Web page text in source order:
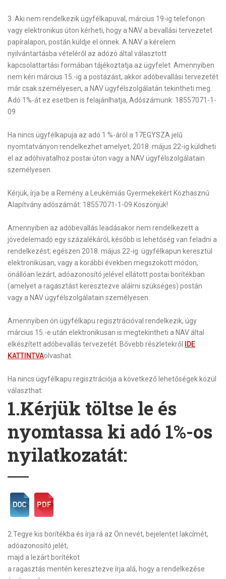
3 Aki nem rendelkezik ügyfélkapuval , március 19-ig telefonon
vagy elektronikus úton kérheti, hogy a NAV a bevallási tervezetet
papíralapon, postán küldje el önnek. A NAV a kérelem
nyilvántartásba vételéről az adózó által választott
kapcsolattartási formában tájékoztatja az ügyfelet. Amennyiben
nem kéri március 15.-ig a postázást, akkor adóbevallási tervezetét
már csak személyesen, a NAV ügyfélszolgálatán tekintheti meg.
Adó 1%-át ez esetben is felajánlhatja, Adószámunk: 18557071-1-
09
Ha nincs ügyfélkapuja az adó 1 %-áról a 17EGYSZA jelű
nyomtatványon rendelkezhet amelyet, 2018. május 22-ig küldheti
el az adóhivatalhoz postai úton vagy a NAV ügyfélszolgálatain
személyesen.
Kérjük, írja be a Remény a Leukémiás Gyermekekért Közhasznú
Alapítvány adószámát: 18557071-1-09 Köszönjük!
Amennyiben az adóbevallás leadásakor nem rendelkezett a
jövedelemadó egy százalékáról, később is lehetőség van feladni a
rendelkezést; egészen 2018. május 22-ig. ügyfélkapun keresztül
elektronikusan, vagy a korábbi években megszokott módon,
önállóan lezárt, adóazonosító jelével ellátott postai borítékban
(amelyet a ragasztást keresztezve aláírni szükséges) postán
vagy a NAV ügyfélszolgálatain személyesen.
Amennyiben ön ügyfélkapu regisztrációval rendelkezik, úgy
március 15.-e után elektronikusan is megtekintheti a NAV által
elkészített adóbevallás tervezetét. Bővebb részletekről
IDE
KATTINTVAolvashat.
Ha nincs ügyfélkapu regisztrációja a következő lehetőségek közül
választhat:
1.Kérjük töltse le és
nyomtassa ki adó 1%-os
nyilatkozatát:
2. Tegye kis borítékba és írja rá az Ön nevét, bejelentet lakcímét,
adóazonosító jelét,
majd a lezárt borítékot
a ragasztás mentén keresztezve írja alá, hogy a rendelkezése